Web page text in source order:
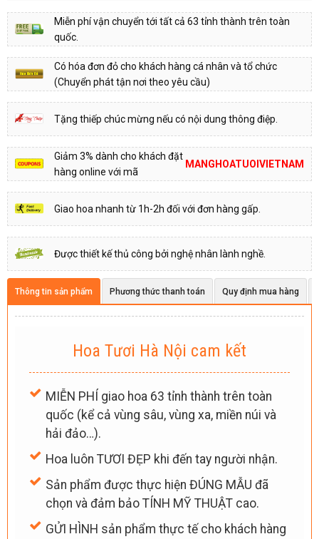
Miễn phí vận chuyển tới tất cả 63 tỉnh thành trên toàn
quốc.
Có hóa đơn đỏ cho khách hàng cá nhân và tổ chức
(Chuyển phát tận nơi theo yêu cầu)
Tặng thiếp chúc mừng nếu có nội dung thông điệp.
Giảm 3% dành cho khách đặt
hàng online với mã
MANGHOATUOIVIETNAM
Giao hoa nhanh từ 1h-2h đối với đơn hàng gấp.
Được thiết kế thủ công bởi nghệ nhân lành nghề.
Thông tin sản phẩm Phương thức thanh toán Quy định mua hàng
Hoa Tươi Hà Nội cam kết
MIỄN PHÍ giao hoa 63 tỉnh thành trên toàn
quốc (kể cả vùng sâu, vùng xa, miền núi và
hải đảo…).
Hoa luôn TƯƠI ĐẸP khi đến tay người nhận.
Sản phẩm được thực hiện ĐÚNG MẪU đã
chọn và đảm bảo TÍNH MỸ THUẬT cao.
GỬI HÌNH sản phẩm thực tế cho khách hàng